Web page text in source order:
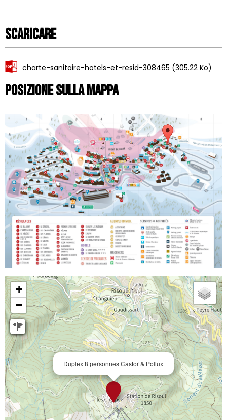
Scaricare
charte-sanitaire-hotels-et-resid-308465 (305.22 Ko)
Posizione sulla mappa
Duplex 8 personnes Castor & Pollux
+
−